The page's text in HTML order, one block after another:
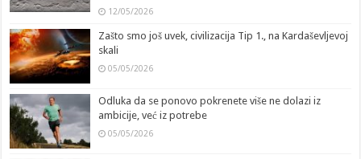
12/05/2026
Zašto smo još uvek, civilizacija Tip 1., na Kardaševljevoj
skali
05/05/2026
Odluka da se ponovo pokrenete više ne dolazi iz
ambicije, već iz potrebe
05/05/2026